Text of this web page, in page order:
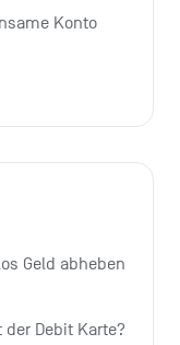
Konto
Geld abheben
Debit Karte?